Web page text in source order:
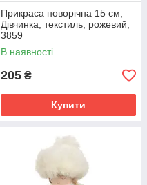
Прикраса новорічна 15 см,
Дівчинка, текстиль, рожевий,
3859
В наявності
205 ₴
Купити